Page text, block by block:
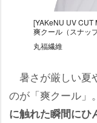
[YAKeNU UV CUT
爽クール（スナッ
丸福繊維
暑さが厳しい夏
のが「爽クール」
に触れた瞬間にひ